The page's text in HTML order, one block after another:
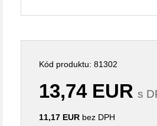
Kód produktu: 81302
13,74 EUR s
11,17 EUR bez DPH